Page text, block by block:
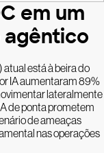
em um
está à beira do
IA aumentaram 89%
lateralmente
de ponta prometem
de ameaças
nas operações